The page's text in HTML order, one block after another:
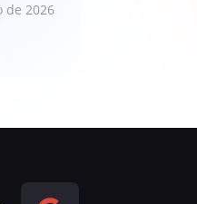
de 2026